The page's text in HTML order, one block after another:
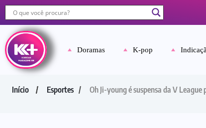
Doramas K-pop
Início Esportes Oh Ji-young é suspensa da V